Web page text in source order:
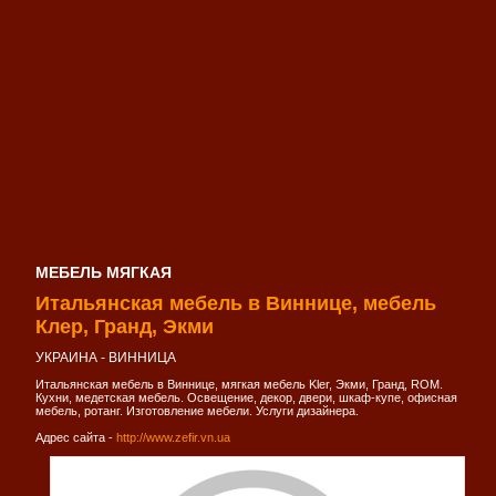
МЕБЕЛЬ МЯГКАЯ
Итальянская мебель в Виннице, мебель
Клер, Гранд, Экми
УКРАИНА - ВИННИЦА
Итальянская мебель в Виннице, мягкая мебель Kler, Экми, Гранд, ROM.
Кухни, медетская мебель. Освещение, декор, двери, шкаф-купе, офисная
мебель, ротанг. Изготовление мебели. Услуги дизайнера.
Адрес сайта - http://www.zefir.vn.ua